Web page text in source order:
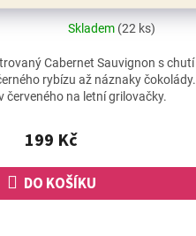
Skladem (22 ks)
199 Kč
DO KOŠÍKU
Cabernet Sauvignon s chutí
rybízu až náznaky čokolády.
červeného na letní grilovačky.